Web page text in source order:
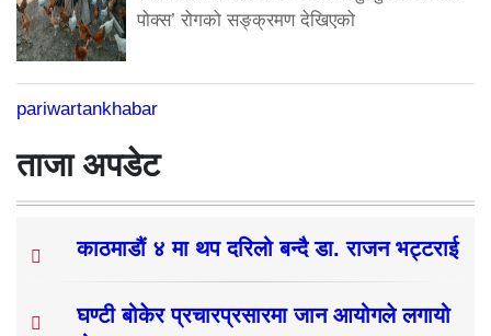
पोक्स’ रोगको सङ्क्रमण देखिएको
pariwartankhabar
ताजा अपडेट
काठमाडौं ४ मा थप दरिलो बन्दै डा. राजन भट्टराई
घण्टी बोकेर प्रचारप्रसारमा जान आयोगले लगायो